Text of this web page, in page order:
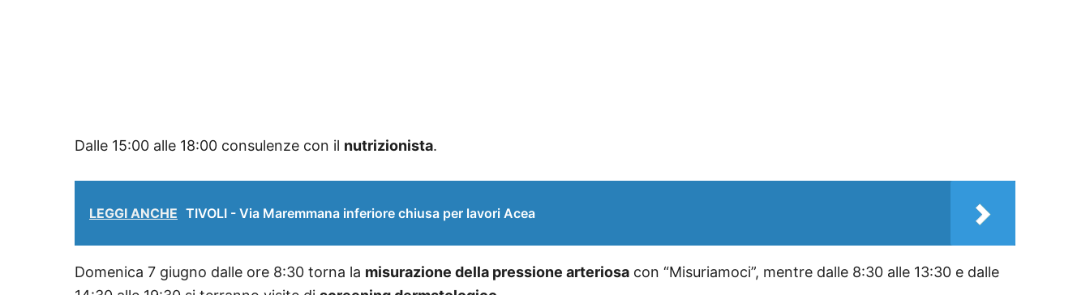
Dalle 15:00 alle 18:00 consulenze con il nutrizionista.
LEGGI ANCHE TIVOLI - Via Maremmana inferiore chiusa per lavori Acea
Domenica 7 giugno dalle ore 8:30 torna la misurazione della pressione arteriosa con “Misuriamoci”, mentre dalle 8:30 alle 13:30 e dalle